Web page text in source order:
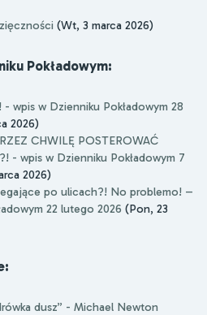
(Wt, 3 marca 2026)
Pokładowym:
wpis w Dzienniku Pokładowym 28
2026)
CHWILĘ POSTEROWAĆ
- wpis w Dzienniku Pokładowym 7
2026)
po ulicach?! No problemo! –
22 lutego 2026 (Pon, 23
dusz” - Michael Newton